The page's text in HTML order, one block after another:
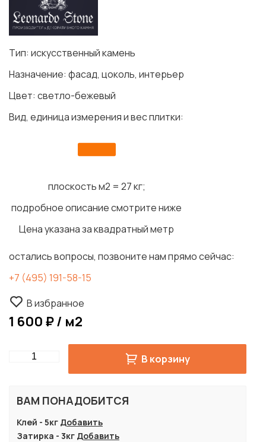
Тип: искусственный камень
Назначение: фасад, цоколь, интерьер
Цвет: светло-бежевый
Вид, единица измерения и вес плитки:
плоскость м2 = 27 кг;
подробное описание смотрите ниже
Цена указана за квадратный метр
остались вопросы, позвоните нам прямо сейчас:
+7 (495) 191-58-15
В избранное
1 600 ₽ / м2
Quantity В корзину
ВАМ ПОНАДОБИТСЯ
Клей - 5кг Добавить
Затирка - 3кг Добавить